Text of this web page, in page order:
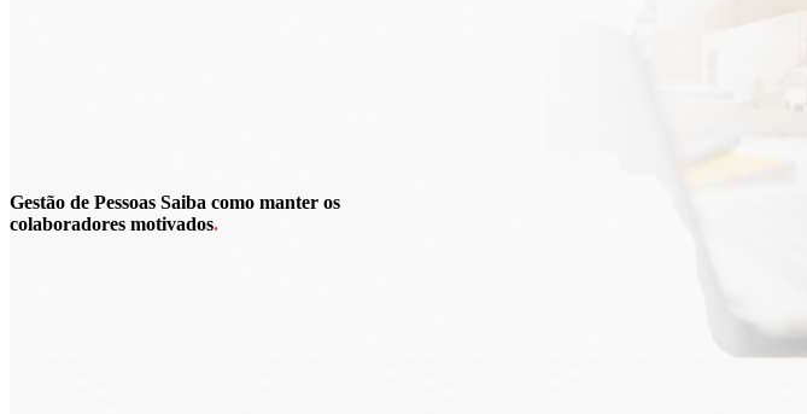
Gestão de Pessoas Saiba como manter os
colaboradores motivados.